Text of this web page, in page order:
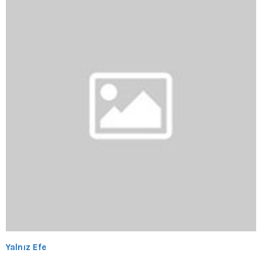
Yalnız Efe